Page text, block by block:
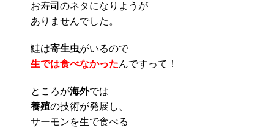
お寿司のネタになりようが
ありませんでした。
鮭は寄生虫がいるので
生では食べなかったんですって！
ところが海外では
養殖の技術が発展し、
サーモンを生で食べる